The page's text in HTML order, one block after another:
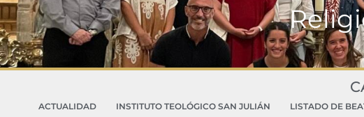
ACTUALIDAD INSTITUTO TEOLÓGICO SAN JULIÁN LISTADO DE